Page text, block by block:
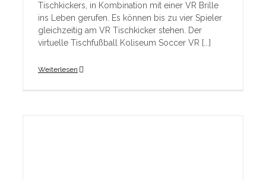
Tischkickers, in Kombination mit einer VR Brille
ins Leben gerufen. Es können bis zu vier Spieler
gleichzeitig am VR Tischkicker stehen. Der
virtuelle Tischfußball Koliseum Soccer VR [...]
Weiterlesen